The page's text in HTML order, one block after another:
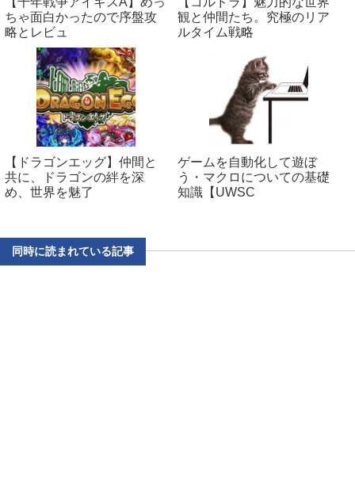
ちゃ面白かったので序盤攻
略とレビュ
観と仲間たち。究極のリア
ルタイム戦略
【ドラゴンエッグ】仲間と
共に、ドラゴンの絆を深
め、世界を魅了
ゲームを自動化して遊ぼ
う・マクロについての基礎
知識【UWSC
同時に読まれている記事